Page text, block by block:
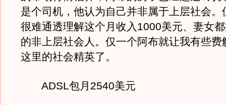
是个司机，他认为自己并非属于上层社会。
很难通透理解这个月收入1000美元、妻女
的非上层社会人。仅一个阿布就让我有些费
这里的社会精英了。
ADSL包月2540美元